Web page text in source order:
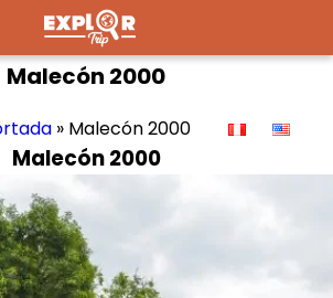
Malecón 2000
» Malecón 2000
Malecón 2000